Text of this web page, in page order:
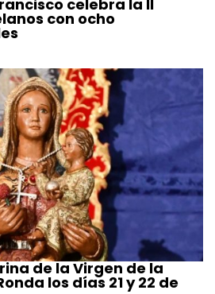
celebra la II
con ocho
de la Virgen de la
los días 21 y 22 de